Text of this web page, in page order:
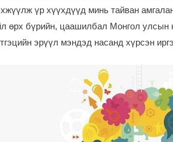
үр хүүхдүүд минь тайван
өрх бүрийн, цаашилбал Монгол улсын
эрүүл мэндэд насанд хүрсэн